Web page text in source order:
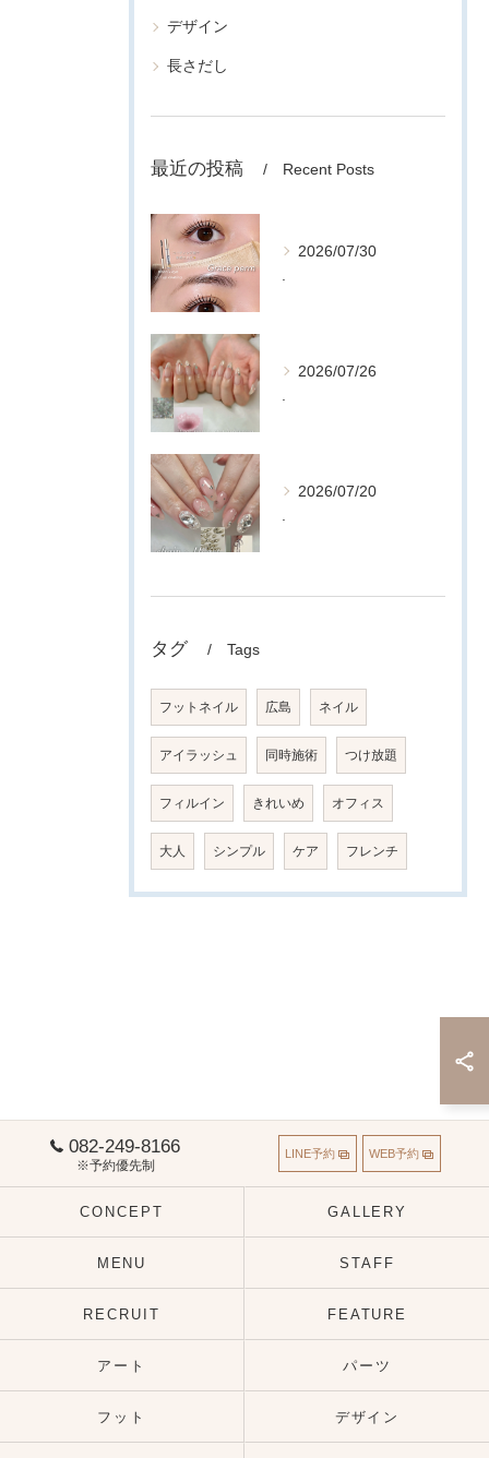
デザイン
長さだし
最近の投稿 Recent Posts
2026/07/30
.
2026/07/26
.
2026/07/20
.
タグ Tags
フットネイル 広島 ネイル
アイラッシュ 同時施術 つけ放題
フィルイン きれいめ オフィス
大人 シンプル ケア フレンチ
082-249-8166
※予約優先制
LINE予約 WEB予約
CONCEPT GALLERY
MENU STAFF
RECRUIT FEATURE
アート パーツ
フット デザイン